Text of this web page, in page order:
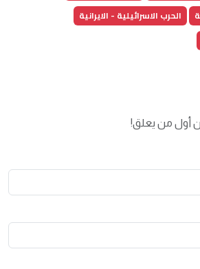
الحرب الاسرائيلية - الايرانية
أول من يعلق!